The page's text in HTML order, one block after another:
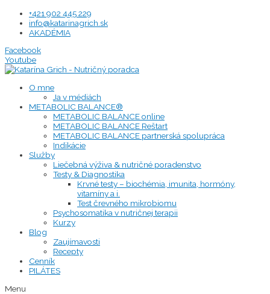
Preskočiť
obsah
+421 902 445 229
info@katarinagrich.sk
AKADÉMIA
Facebook
Youtube
O mne
Ja v médiách
METABOLIC BALANCE®
METABOLIC BALANCE online
METABOLIC BALANCE Reštart
METABOLIC BALANCE partnerská spolupráca
Indikácie
Služby
Liečebná výživa & nutričné poradenstvo
Testy & Diagnostika
Krvné testy – biochémia, imunita, hormóny,
vitamíny a i.
Test črevného mikrobiomu
Psychosomatika v nutričnej terapii
Kurzy
Blog
Zaujímavosti
Recepty
Cenník
PILÁTES
Menu